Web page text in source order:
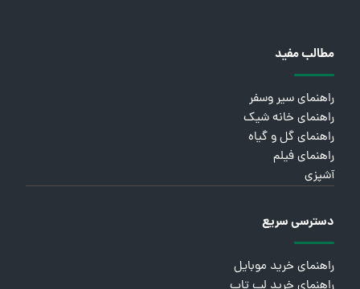
مطالب مفید
راهنمای سیر وسفر
راهنمای خانه شیک
راهنمای گل و گیاه
راهنمای فیلم
آشپزی
دسترسی سریع
راهنمای خرید موبایل